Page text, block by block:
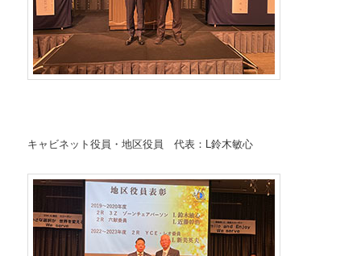
キャビネット役員・地区役員 代表：L鈴木敏心